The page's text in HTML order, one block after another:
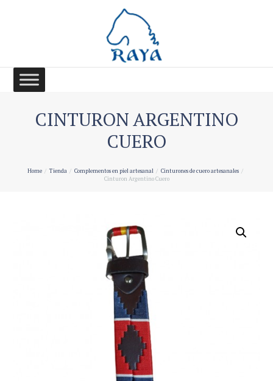
CINTURON ARGENTINO
CUERO
Home Tienda Complementos en piel artesanal
Cinturones de cuero artesanales
Cinturon Argentino Cuero